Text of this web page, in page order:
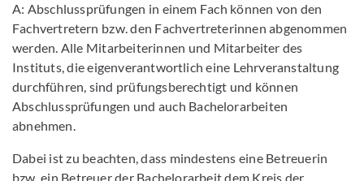
A: Abschlussprüfungen in einem Fach können von den
Fachvertretern bzw. den Fachvertreterinnen abgenommen
werden. Alle Mitarbeiterinnen und Mitarbeiter des
Instituts, die eigenverantwortlich eine Lehrveranstaltung
durchführen, sind prüfungsberechtigt und können
Abschlussprüfungen und auch Bachelorarbeiten
abnehmen.
Dabei ist zu beachten, dass mindestens eine Betreuerin
bzw. ein Betreuer der Bachelorarbeit dem Kreis der